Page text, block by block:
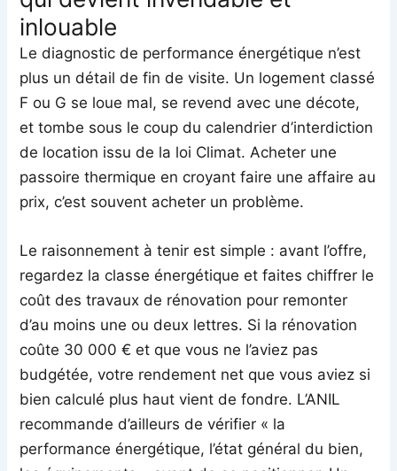
inlouable
Le diagnostic de performance énergétique n’est
plus un détail de fin de visite. Un logement classé
F ou G se loue mal, se revend avec une décote,
et tombe sous le coup du calendrier d’interdiction
de location issu de la loi Climat. Acheter une
passoire thermique en croyant faire une affaire au
prix, c’est souvent acheter un problème.
Le raisonnement à tenir est simple : avant l’offre,
regardez la classe énergétique et faites chiffrer le
coût des travaux de rénovation pour remonter
d’au moins une ou deux lettres. Si la rénovation
coûte 30 000 € et que vous ne l’aviez pas
budgétée, votre rendement net que vous aviez si
bien calculé plus haut vient de fondre. L’ANIL
recommande d’ailleurs de vérifier « la
performance énergétique, l’état général du bien,